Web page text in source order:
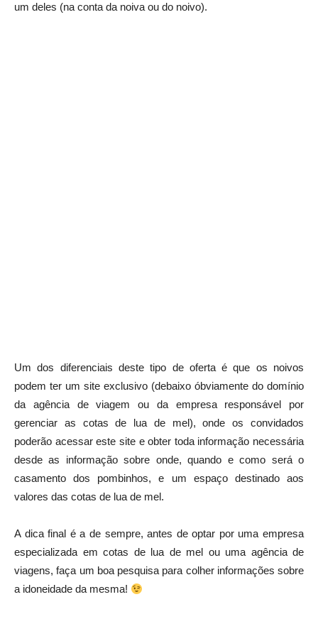
um deles (na conta da noiva ou do noivo).
Um dos diferenciais deste tipo de oferta é que os noivos
podem ter um site exclusivo (debaixo óbviamente do domínio
da agência de viagem ou da empresa responsável por
gerenciar as cotas de lua de mel), onde os convidados
poderão acessar este site e obter toda informação necessária
desde as informação sobre onde, quando e como será o
casamento dos pombinhos, e um espaço destinado aos
valores das cotas de lua de mel.
A dica final é a de sempre, antes de optar por uma empresa
especializada em cotas de lua de mel ou uma agência de
viagens, faça um boa pesquisa para colher informações sobre
a idoneidade da mesma!